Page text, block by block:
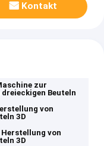
Kontakt
zur
Beuteln
von
3D
von
3D